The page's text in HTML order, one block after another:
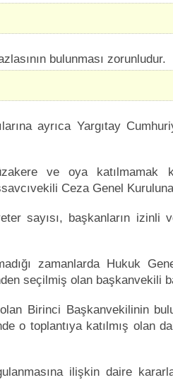
bulunması zorunludur.
ayrıca Yargıtay
ve oya katılmamak
Ceza Genel
sayısı, başkanların izinli
zamanlarda Hukuk
seçilmiş olan başkanvekili
Birinci Başkanvekilinin
o toplantıya katılmış olan
ilişkin daire